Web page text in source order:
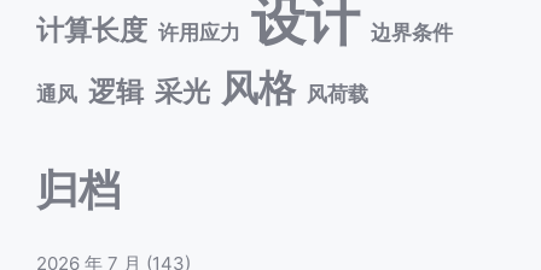
计算长度 许用应力 设计 边界条件
通风 逻辑 采光 风格 风荷载
归档
2026 年 7 月 (143)